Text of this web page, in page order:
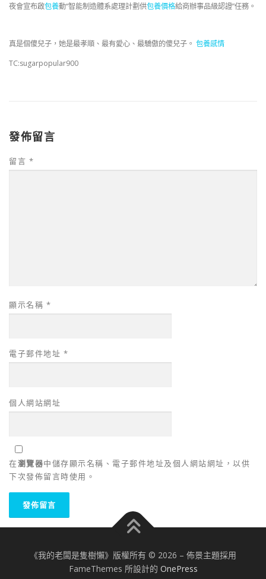
夜會宣布啟包養動“智能制造體系處理計劃供包養價格給商辦事品級認證”任務。
真是個傻兒子，她是最孝順、最有愛心、最驕傲的傻兒子。 包養感情
TC:sugarpopular900
發佈留言
留言 *
顯示名稱 *
電子郵件地址 *
個人網站網址
在瀏覽器中儲存顯示名稱、電子郵件地址及個人網站網址，以供
下次發佈留言時使用。
《我的老闆是隻樹懶》版權所有 © 2026 – 佈景主題採用
FameThemes 所設計的 OnePress